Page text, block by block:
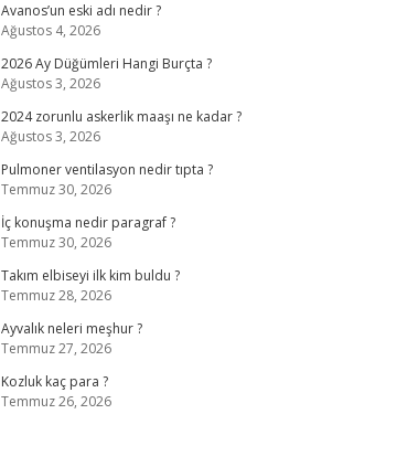
Avanos’un eski adı nedir ?
Ağustos 4, 2026
2026 Ay Düğümleri Hangi Burçta ?
Ağustos 3, 2026
2024 zorunlu askerlik maaşı ne kadar ?
Ağustos 3, 2026
Pulmoner ventilasyon nedir tıpta ?
Temmuz 30, 2026
İç konuşma nedir paragraf ?
Temmuz 30, 2026
Takım elbiseyi ilk kim buldu ?
Temmuz 28, 2026
Ayvalık neleri meşhur ?
Temmuz 27, 2026
Kozluk kaç para ?
Temmuz 26, 2026